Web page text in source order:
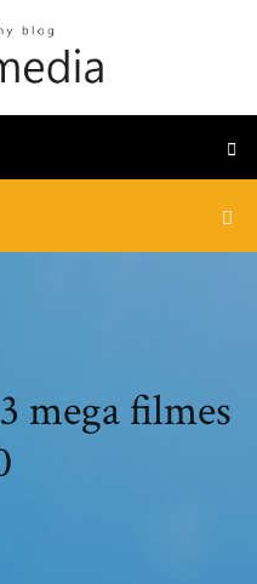
mega filmes